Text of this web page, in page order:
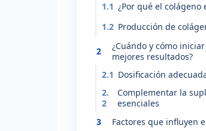
1.1 ¿Por qué el
1.2 Producción de
2
¿Cuándo y cómo
mejores resultados?
2.1 Dosificación
2.
2
Complementar la
esenciales
3
Factores que influyen